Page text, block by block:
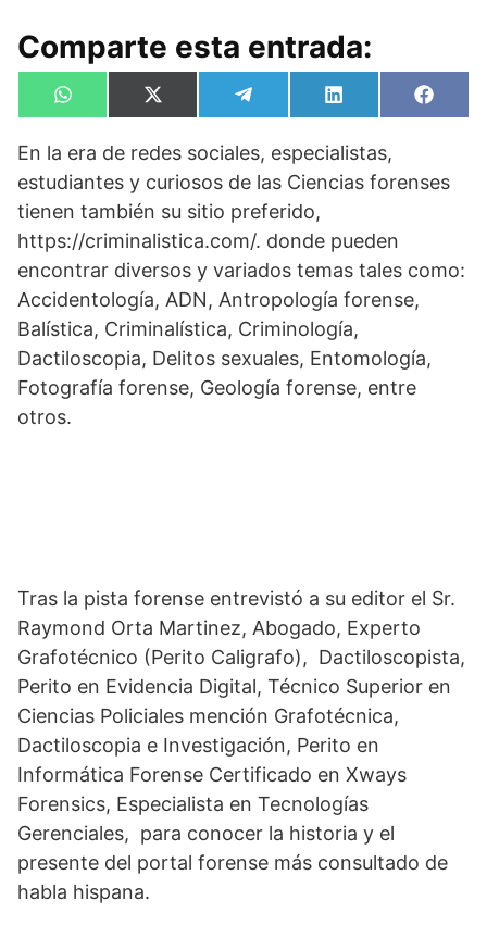
Comparte esta entrada:
Compartir
en
W
h
t
s
A
p
p
Compartir
en
X
(
w
t
t
e
r
Compartir
en
e
e
g
r
a
m
Compartir
en
L
i
k
e
d
en
F
a
o
En la era de redes sociales, especialistas,
estudiantes y curiosos de las Ciencias forenses
tienen también su sitio preferido,
https://criminalistica.com/. donde pueden
encontrar diversos y variados temas tales como:
Accidentología, ADN, Antropología forense,
Balística, Criminalística, Criminología,
Dactiloscopia, Delitos sexuales, Entomología,
Fotografía forense, Geología forense, entre
otros.
Tras la pista forense entrevistó a su editor el Sr.
Raymond Orta Martinez, Abogado, Experto
Grafotécnico (Perito Caligrafo), Dactiloscopista,
Perito en Evidencia Digital, Técnico Superior en
Ciencias Policiales mención Grafotécnica,
Dactiloscopia e Investigación, Perito en
Informática Forense Certificado en Xways
Forensics, Especialista en Tecnologías
Gerenciales, para conocer la historia y el
presente del portal forense más consultado de
habla hispana.